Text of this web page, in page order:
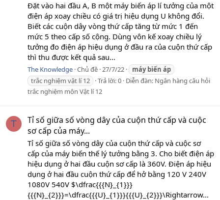
Đặt vào hai đầu A, B một máy biến áp lí tưởng của một
điện áp xoay chiều có giá trị hiệu dụng U không đổi.
Biết các cuộn dây vòng thứ cấp tăng từ mức 1 đến
mức 5 theo cấp số cộng. Dùng vôn kế xoay chiều lý
tưởng đo điện áp hiệu dụng ở đầu ra của cuộn thứ cấp
thì thu được kết quả sau...
The Knowledge Chủ đề 27/7/22 máy biến áp
trắc nghiệm vật lí 12
Trả lời: 0 Diễn đàn: Ngân hàng câu hỏi
trắc nghiệm môn Vật lí 12
T
Tỉ số giữa số vòng dây của cuộn thứ cấp và cuộc
sơ cấp của máy...
Tỉ số giữa số vòng dây của cuộn thứ cấp và cuộc sơ
cấp của máy biến thế lý tưởng bằng 3. Cho biết điện áp
hiệu dụng ở hai đầu cuộn sơ cấp là 360V. Điện áp hiệu
dụng ở hai đầu cuộn thứ cấp để hở bằng 120 V 240V
1080V 540V $\dfrac{{{N}_{1}}}
{{{N}_{2}}}=\dfrac{{{U}_{1}}}{{{U}_{2}}}\Rightarrow...